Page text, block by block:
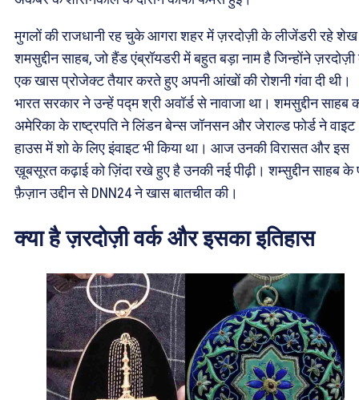
मुगलों की राजधानी रह चुके आगरा शहर में ज़रदोज़ी के लीजेंडरी रहे शेख
शमसुद्दीन साहब, जो हैंड एंब्रॉयडरी में बहुत बड़ा नाम है जिन्होंने ज़रदोज़ी
एक खास प्रोजेक्ट तैयार करते हुए अपनी आंखों की रोशनी गंवा दी थी।
भारत सरकार ने उन्हें पद्म श्री अवॉर्ड से नावाजा था। शमसुद्दीन साहब
अमेरिका के राष्ट्रपति ने लिंडन बेन्स जॉनसन और जेराल्ड फोर्ड ने वाइट
हाउस में शो के लिए इंवाइट भी किया था। आज उनकी विरासत और इस
ख़ूबसूरत कढ़ाई को ज़िंदा रखे हुए है उनकी नई पीढ़ी। शम्सुद्दीन साहब के
फ़ैज़ान उद्दीन से DNN24 ने खास बातचीत की।
क्या है ज़रदोज़ी वर्क और इसका इतिहास